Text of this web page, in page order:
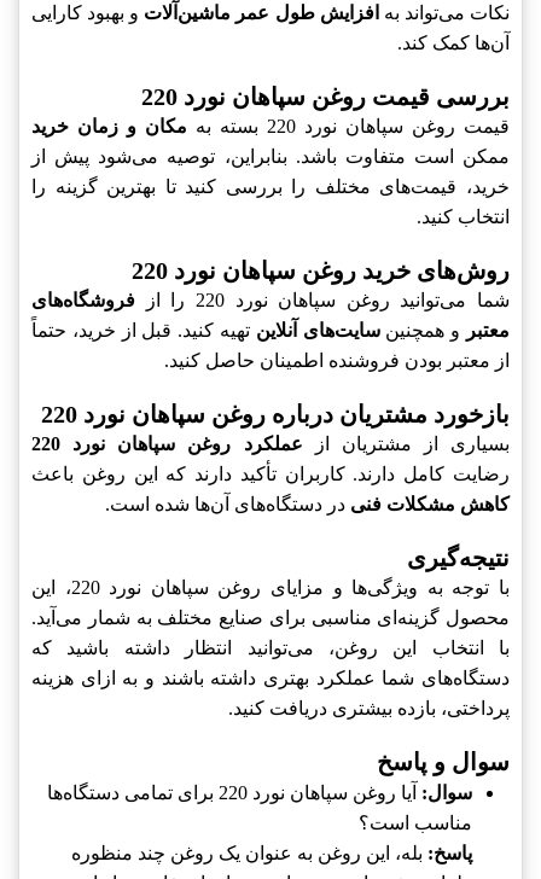
نکات می‌تواند به افزایش طول عمر ماشین‌آلات و بهبود کارایی
آن‌ها کمک کند.
بررسی قیمت روغن سپاهان نورد 220
قیمت روغن سپاهان نورد 220 بسته به
مکان و زمان خرید
ممکن است متفاوت باشد. بنابراین، توصیه می‌شود پیش از
خرید، قیمت‌های مختلف را بررسی کنید تا بهترین گزینه را
انتخاب کنید.
روش‌های خرید روغن سپاهان نورد 220
شما می‌توانید روغن سپاهان نورد 220 را از
فروشگاه‌های
معتبر
و همچنینسایت‌های آنلاین تهیه کنید. قبل از خرید، حتماً
از معتبر بودن فروشنده اطمینان حاصل کنید.
بازخورد مشتریان درباره روغن سپاهان نورد 220
بسیاری از مشتریان از عملکرد روغن سپاهان نورد 220
رضایت کامل دارند. کاربران تأکید دارند که این روغن باعث
کاهش مشکلات فنی در دستگاه‌های آن‌ها شده است.
نتیجه‌گیری
با توجه به ویژگی‌ها و مزایای روغن سپاهان نورد 220، این
محصول گزینه‌ای مناسبی برای صنایع مختلف به شمار می‌آید.
با انتخاب این روغن، می‌توانید انتظار داشته باشید که
دستگاه‌های شما عملکرد بهتری داشته باشند و به ازای هزینه
پرداختی، بازده بیشتری دریافت کنید.
سوال و پاسخ
سوال:
آیا روغن سپاهان نورد 220 برای تمامی دستگاه‌ها
مناسب است؟
پاسخ: بله، این روغن به عنوان یک روغن چند منظوره